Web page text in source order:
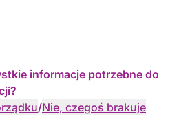
informacje potrzebne do
/Nie, czegoś brakuje